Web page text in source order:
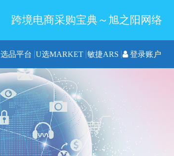
跨境电商采购宝典～旭之阳网络
选品平台 U选MARKET 敏捷ARS 登录账户